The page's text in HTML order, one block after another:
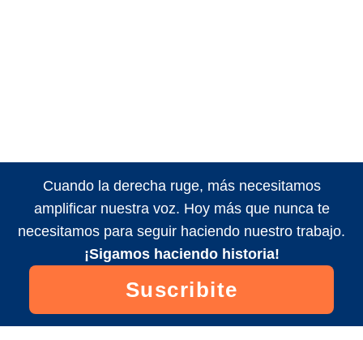
Cuando la derecha ruge, más necesitamos
amplificar nuestra voz. Hoy más que nunca te
necesitamos para seguir haciendo nuestro trabajo.
¡Sigamos haciendo historia!
Suscribite